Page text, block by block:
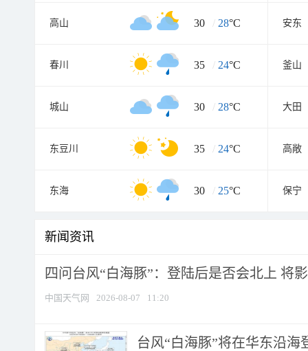
高山 30 / 28°C 安东
春川 35 / 24°C 釜山
城山 30 / 28°C 大田
东豆川 35 / 24°C 高敞
东海 30 / 25°C 保宁
新闻资讯
四问台风“白海豚”：登陆后是否会北上 将
中国天气网 2026-08-07 11:20
台风“白海豚”将在华东沿